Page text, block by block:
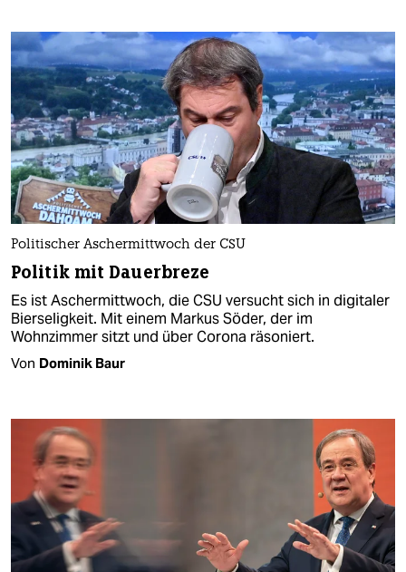
Politischer Aschermittwoch der CSU
Politik mit Dauerbreze
Es ist Aschermittwoch, die CSU versucht sich in digitaler
Bierseligkeit. Mit einem Markus Söder, der im
Wohnzimmer sitzt und über Corona räsoniert.
Von Dominik Baur